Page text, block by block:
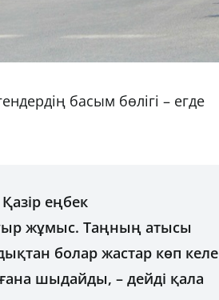
басым бөлігі – егде
еңбек
жұмыс. Таңның атысы
болар жастар көп келе
шыдайды, – дейді қала